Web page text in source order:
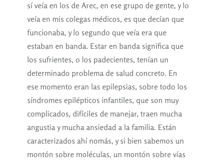
sí veía en los de Arec, en ese grupo de gente, y lo
veía en mis colegas médicos, es que decían que
funcionaba, y lo segundo que veía era que
estaban en banda. Estar en banda significa que
los sufrientes, o los padecientes, tenían un
determinado problema de salud concreto. En
ese momento eran las epilepsias, sobre todo los
síndromes epilépticos infantiles, que son muy
complicados, difíciles de manejar, traen mucha
angustia y mucha ansiedad a la familia. Están
caracterizados ahí nomás, y si bien sabemos un
montón sobre moléculas, un montón sobre vías